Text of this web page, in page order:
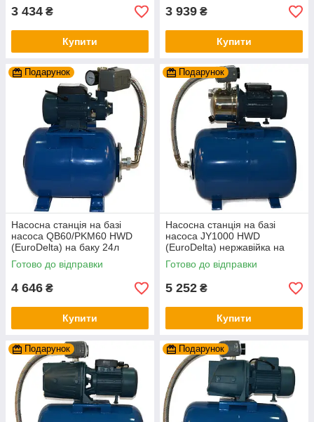
3 434 ₴
Купити
3 939 ₴
Купити
Подарунок
Насосна станція на базі
насоса QB60/PKM60 HWD
(EuroDelta) на баку 24л
(гарантія 2 роки)
Готово до відправки
4 646 ₴
Купити
Подарунок
Насосна станція на базі
насоса JY1000 HWD
(EuroDelta) нержавійка на
баку 50л (гарантія 2 роки)
Готово до відправки
5 252 ₴
Купити
Подарунок Подарунок